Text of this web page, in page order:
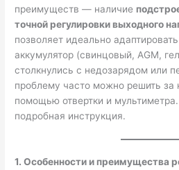
преимуществ — наличие
точной регулировки выходного
позволяет идеально
аккумулятор (свинцовый, AGM,
столкнулись с недозарядом или
проблему часто можно решить за
помощью отвертки и
подробная инструкция.
1. Особенности и преимущества